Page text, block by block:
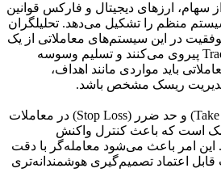
سهام، ارزهای دیجیتال و فارکس قوانین
منظم را تشکیل می‌دهد. تحلیلگران
در این سیستم‌های معاملاتی از یک
برنامه‌ی منظم یاTrading Plan پیروی می‌کنند و تسلیم وسوسه
باید مواردی مانند اهداف،
مدیریت ریسک مشخص باشد.
استفاده از حد سود (Take Profit) و حد ضرر (Stop Loss) در معاملات
است که باعث کنترل واکنش
امر باعث می‌شود معامله‌گر با دقت
اعتماد تصمیم‌گیری هوشمندانه‌تری